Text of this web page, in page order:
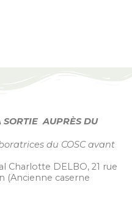
SORTIE AUPRÈS DU
du COSC avant
Charlotte DELBO, 21 rue
(Ancienne caserne